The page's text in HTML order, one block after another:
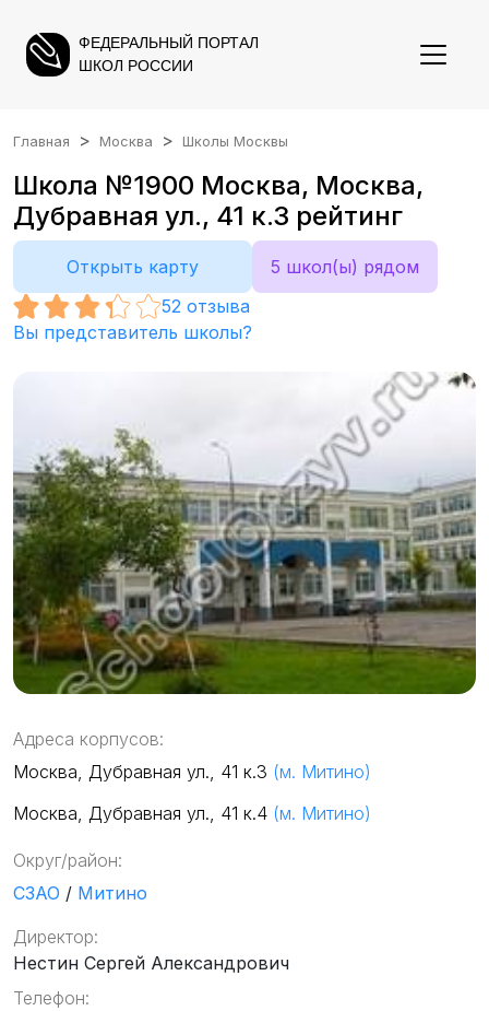
ФЕДЕРАЛЬНЫЙ ПОРТАЛ
ШКОЛ РОССИИ
Главная Москва Школы Москвы
Школа №1900 Москва, Москва,
Дубравная ул., 41 к.3 рейтинг
Открыть карту
5 школ(ы) рядом
52 отзыва
Вы представитель школы?
Адреса корпусов:
Москва, Дубравная ул., 41 к.3 (м. Митино)
Москва, Дубравная ул., 41 к.4 (м. Митино)
Округ/район:
СЗАО / Митино
Директор:
Нестин Сергей Александрович
Телефон: